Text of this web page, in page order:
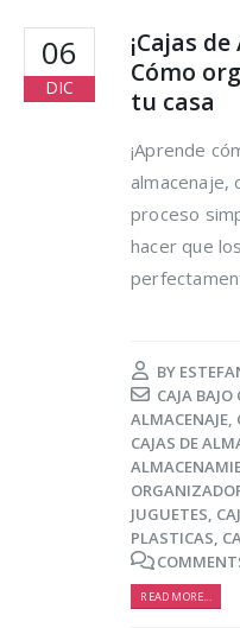
06
DIC
¡Cajas
Cómo
tu casa
¡Aprende
almacenaje,
proceso
hacer que
BY
CAJA
ALMACENAJE,
CAJAS DE
JUGUETES,
PLASTICAS,
READ MORE...
Trucos para
vida de tus prendas
delicadas
5 razones de peso
las que merece la
pena reciclar